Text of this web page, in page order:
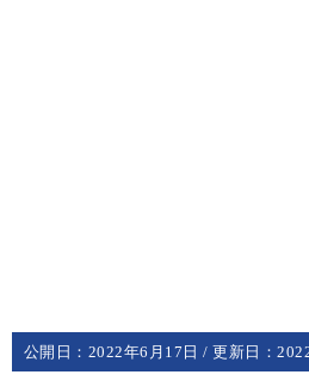
公開日： 2022年6月17日 / 更新日：